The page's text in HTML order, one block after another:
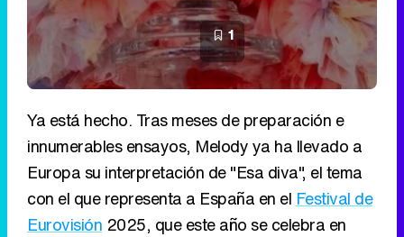
1
Ya está hecho. Tras meses de preparación e
innumerables ensayos, Melody ya ha llevado a
Europa su interpretación de "Esa diva", el tema
con el que representa a España en el Festival de
Eurovisión 2025, que este año se celebra en